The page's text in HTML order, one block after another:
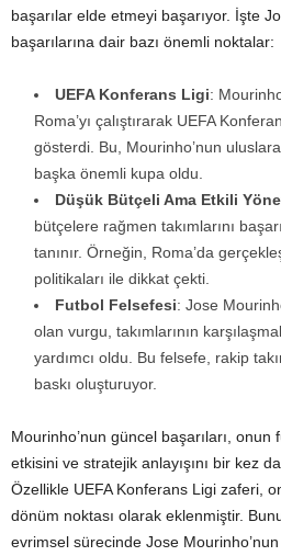
başarılar elde etmeyi başarıyor. İşte
başarılarına dair bazı önemli noktalar:
UEFA Konferans Ligi:
Roma’yı çalıştırarak UEFA
gösterdi. Bu, Mourinho’nun
başka önemli kupa oldu.
Düşük Bütçeli Ama Etkili
bütçelere rağmen takımlarını
tanınır. Örneğin, Roma’da
politikaları ile dikkat çekti.
Futbol Felsefesi: Jose
olan vurgu, takımlarının
yardımcı oldu. Bu felsefe, rakip
baskı oluşturuyor.
Mourinho’nun güncel başarıları, onun
etkisini ve stratejik anlayışını bir kez
Özellikle UEFA Konferans Ligi zaferi,
dönüm noktası olarak eklenmiştir.
evrimsel sürecinde Jose